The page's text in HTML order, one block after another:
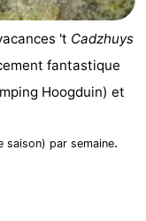
't Cadzhuys
fantastique
Hoogduin) et
saison) par semaine.